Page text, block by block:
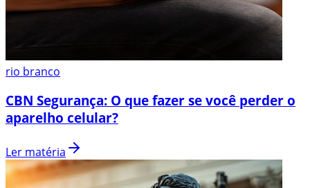
rio branco
CBN Segurança: O que fazer se você perder o
aparelho celular?
Ler matéria